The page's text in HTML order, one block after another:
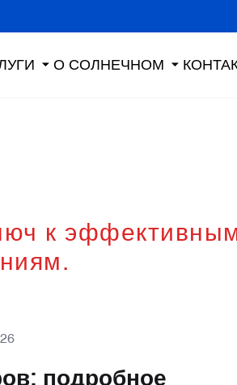
О СОЛНЕЧНОМ
к
подробное